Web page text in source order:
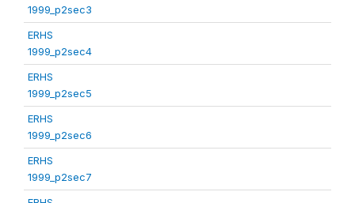
1999_p2sec3
ERHS
1999_p2sec4
ERHS
1999_p2sec5
ERHS
1999_p2sec6
ERHS
1999_p2sec7